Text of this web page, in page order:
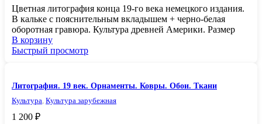
Цветная литография конца 19-го века немецкого издания.
В кальке с пояснительным вкладышем + черно-белая
оборотная гравюра. Культура древней Америки. Размер
В корзину
Быстрый просмотр
Литография. 19 век. Орнаменты. Ковры. Обои. Ткани
Культура Культура зарубежная
1 200 ₽